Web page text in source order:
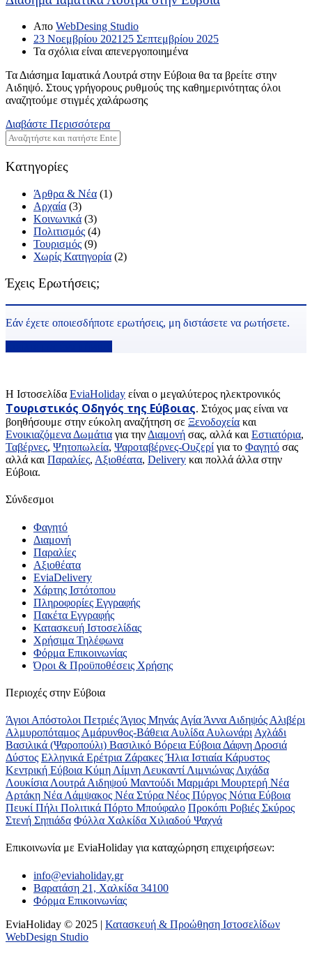
Απο WebDesing Studio
23 Νοεμβρίου 2021 25 Σεπτεμβρίου 2025
Τα σχόλια είναι απενεργοποιημένα
Τα Διάσημα Ιαματικά Λουτρά στην Εύβοια θα τα βρείτε στην
Αιδηψό. Στους γρήγορους ρυθμούς της καθημερινότητας όλοι
αναζητούμε στιγμές χαλάρωσης
Διαβάστε Περισσότερα
Kατηγορίες
Άρθρα & Νέα (1)
Αρχαία (3)
Κοινωνικά (3)
Πολιτισμός (4)
Τουρισμός (9)
Χωρίς Κατηγορία (2)
Έχεις Ερωτήσεις;
Εάν έχετε οποιεσδήποτε ερωτήσεις, μη διστάσετε να ρωτήσετε.
H Ιστοσελίδα EviaHoliday είναι ο μεγαλύτερος ηλεκτρονικός
Τουριστικός Οδηγός της Εύβοιας. Στόχος μας είναι να
βοηθήσουμε στην εύκολη αναζήτηση σε Ξενοδοχεία και
Ενοικιαζόμενα Δωμάτια για την Διαμονή σας, αλλά και Εστιατόρια,
Ταβέρνες, Ψητοπωλεία, Ψαροταβέρνες-Ουζερί για το Φαγητό σας
αλλά και Παραλίες, Αξιοθέατα, Delivery και πολλά άλλα στην
Εύβοια.
Σύνδεσμοι
Φαγητό
Διαμονή
Παραλίες
Αξιοθέατα
EviaDelivery
Χάρτης Ιστότοπου
Πληροφορίες Εγγραφής
Πακέτα Εγγραφής
Κατασκευή Ιστοσελίδας
Χρήσιμα Τηλέφωνα
Φόρμα Επικοινωνίας
Όροι & Προϋποθέσεις Xρήσης
Περιοχές στην Εύβοια
Άγιοι Απόστολοι Πετριές Άγιος Μηνάς Αγία Άννα Αιδηψός Αλιβέρι
Αλμυροπόταμος Αμάρυνθος-Βάθεια Αυλίδα Αυλωνάρι Αχλάδι
Βασιλικά (Ψαροπούλι) Βασιλικό Βόρεια Εύβοια Δάφνη Δροσιά
Δύστος Ελληνικά Ερέτρια ΖάρακεςΉλια Ιστιαία Κάρυστος
Κεντρική Εύβοια Κύμη Λίμνη Λευκαντί Λιμνιώνας Λιχάδα
Λουκίσια Λουτρά Αιδηψού Μαντούδι Μαρμάρι Μουρτερή Νέα
Αρτάκη Νέα Λάμψακος Νέα Στύρα Νέος Πύργος Νότια Εύβοια
Πευκί Πήλι Πολιτικά Πόρτο Μπούφαλο Προκόπι Ροβιές Σκύρος
Στενή Σηπιάδα Φύλλα Χαλκίδα Χιλιαδού Ψαχνά
Επικοινωνία με ΕviaHoliday για καταχώρηση επιχειρήσεων:
info@eviaholiday.gr
Βαρατάση 21, Χαλκίδα 34100
Φόρμα Επικοινωνίας
EviaHoliday © 2025 | Κατασκευή & Προώθηση Ιστοσελίδων
WebDesign Studio